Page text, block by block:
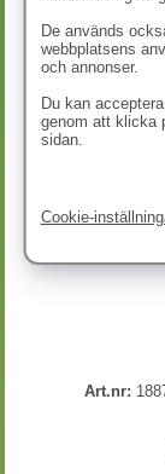
Art.nr:
De används
webbplatsens
och annonser.
Du kan
genom att klicka
sidan.
Cookie-